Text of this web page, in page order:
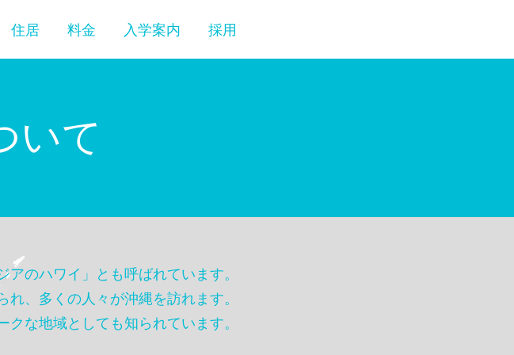
住居 料金 入学案内 採用
いて
のハワイ」とも呼ばれています。
、多くの人々が沖縄を訪れます。
な地域としても知られています。